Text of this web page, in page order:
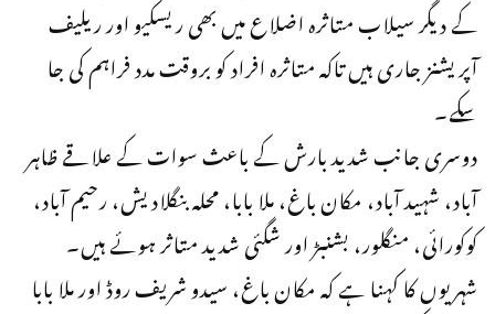
کے دیگر سیلاب متاثرہ اضلاع میں بھی ریسکیو اور ریلیف
آپریشنز جاری ہیں تاکہ متاثرہ افراد کو بروقت مدد فراہم کی جا
سکے۔
دوسری جانب شدید بارش کے باعث سوات کے علاقے ظاہر
آباد، شہید آباد، مکان باغ، ملا بابا، محلہ بنگلادیش، رحیم آباد،
کوکورائی، منگلور، بشنبڑ اور شگئی شدید متاثر ہوئے ہیں۔
شہریوں کا کہنا ہے کہ مکان باغ، سیدو شریف روڈ اور ملا بابا